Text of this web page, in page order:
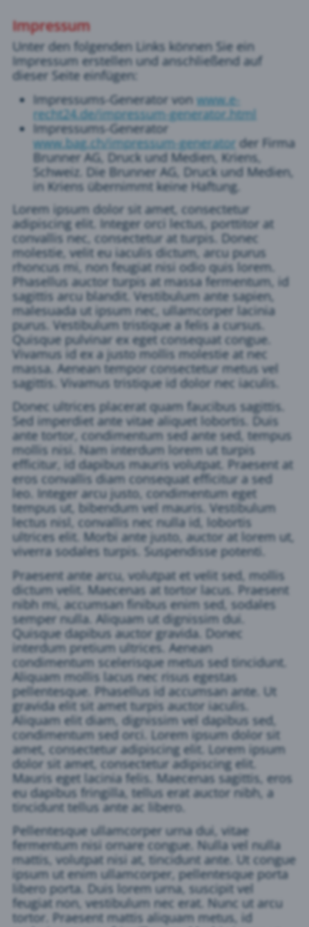
Impressum
Unter den folgenden Links können Sie ein
Impressum erstellen und anschließend auf
dieser Seite einfügen:
Impressums-Generator vonwww.e-
recht24.de/impressum-generator.html
Impressums-Generator
www.bag.ch/impressum-generator der Firma
Brunner AG, Druck und Medien, Kriens,
Schweiz. Die Brunner AG, Druck und Medien,
in Kriens übernimmt keine Haftung.
Lorem ipsum dolor sit amet, consectetur
adipiscing elit. Integer orci lectus, porttitor at
convallis nec, consectetur at turpis. Donec
molestie, velit eu iaculis dictum, arcu purus
rhoncus mi, non feugiat nisi odio quis lorem.
Phasellus auctor turpis at massa fermentum, id
sagittis arcu blandit. Vestibulum ante sapien,
malesuada ut ipsum nec, ullamcorper lacinia
purus. Vestibulum tristique a felis a cursus.
Quisque pulvinar ex eget consequat congue.
Vivamus id ex a justo mollis molestie at nec
massa. Aenean tempor consectetur metus vel
sagittis. Vivamus tristique id dolor nec iaculis.
Donec ultrices placerat quam faucibus sagittis.
Sed imperdiet ante vitae aliquet lobortis. Duis
ante tortor, condimentum sed ante sed, tempus
mollis nisi. Nam interdum lorem ut turpis
efficitur, id dapibus mauris volutpat. Praesent at
eros convallis diam consequat efficitur a sed
leo. Integer arcu justo, condimentum eget
tempus ut, bibendum vel mauris. Vestibulum
lectus nisl, convallis nec nulla id, lobortis
ultrices elit. Morbi ante justo, auctor at lorem ut,
viverra sodales turpis. Suspendisse potenti.
Praesent ante arcu, volutpat et velit sed, mollis
dictum velit. Maecenas at tortor lacus. Praesent
nibh mi, accumsan finibus enim sed, sodales
semper nulla. Aliquam ut dignissim dui.
Quisque dapibus auctor gravida. Donec
interdum pretium ultrices. Aenean
condimentum scelerisque metus sed tincidunt.
Aliquam mollis lacus nec risus egestas
pellentesque. Phasellus id accumsan ante. Ut
gravida elit sit amet turpis auctor iaculis.
Aliquam elit diam, dignissim vel dapibus sed,
condimentum sed orci. Lorem ipsum dolor sit
amet, consectetur adipiscing elit. Lorem ipsum
dolor sit amet, consectetur adipiscing elit.
Mauris eget lacinia felis. Maecenas sagittis, eros
eu dapibus fringilla, tellus erat auctor nibh, a
tincidunt tellus ante ac libero.
Pellentesque ullamcorper urna dui, vitae
fermentum nisi ornare congue. Nulla vel nulla
mattis, volutpat nisi at, tincidunt ante. Ut congue
ipsum ut enim ullamcorper, pellentesque porta
libero porta. Duis lorem urna, suscipit vel
feugiat non, vestibulum nec erat. Nunc ut arcu
tortor. Praesent mattis aliquam metus, id